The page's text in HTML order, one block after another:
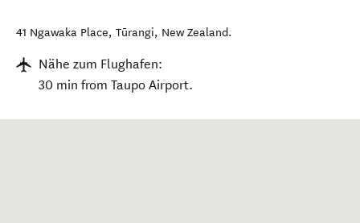
41 Ngawaka Place, Tūrangi, New Zealand.
Nähe zum Flughafen:
30 min from Taupo Airport.